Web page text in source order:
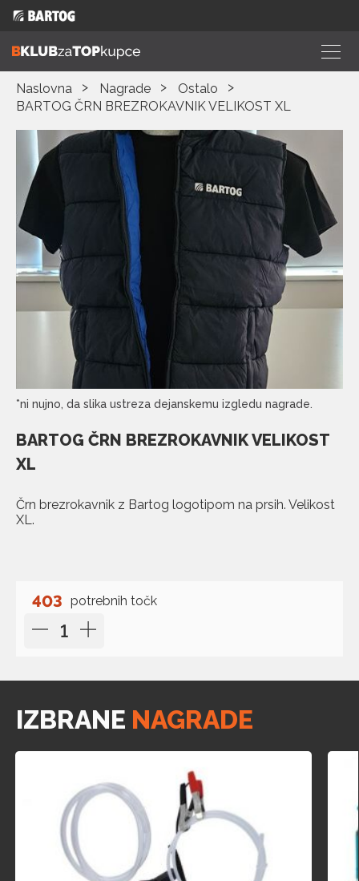
Naslovna Nagrade
Ostalo
BARTOG ČRN BREZROKAVNIK VELIKOST XL
*ni nujno, da slika ustreza dejanskemu izgledu nagrade.
BARTOG ČRN BREZROKAVNIK VELIKOST
XL
Črn brezrokavnik z Bartog logotipom na prsih. Velikost
XL.
403 potrebnih točk
IZBRANE NAGRADE